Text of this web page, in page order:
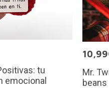
tu
emocional
Mr.
beans